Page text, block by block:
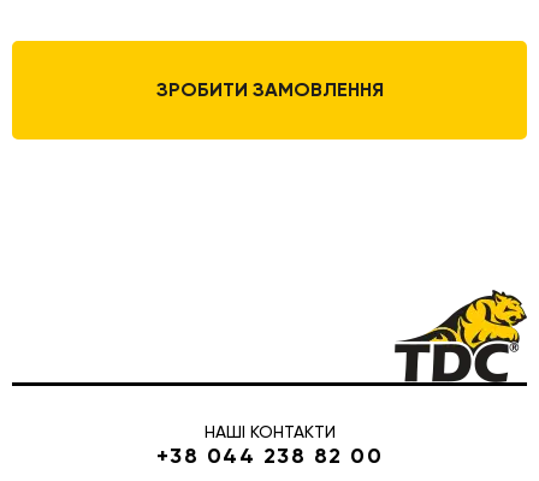
ЗРОБИТИ ЗАМОВЛЕННЯ
НАШІ КОНТАКТИ
+38 044 238 82 00